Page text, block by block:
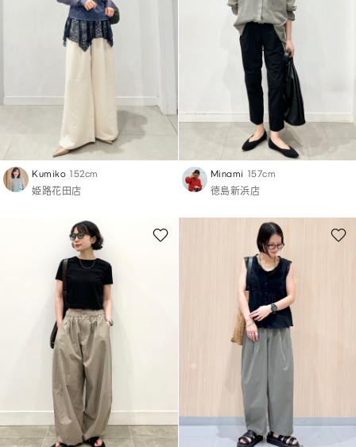
Kumiko 152cm
姫路花田店
Minami 157cm
徳島新浜店